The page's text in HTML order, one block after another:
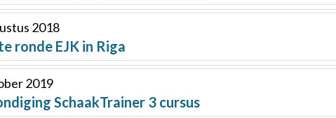
2018
ronde EJK in Riga
2019
SchaakTrainer 3 cursus